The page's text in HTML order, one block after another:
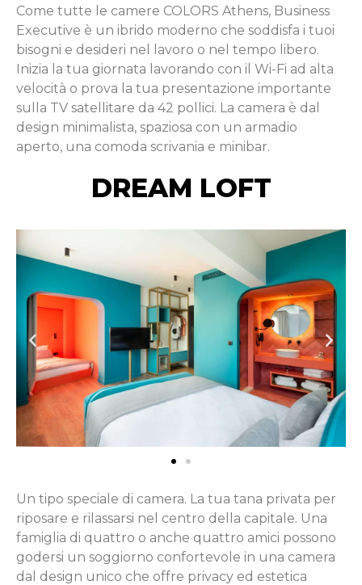
Come tutte le camere COLORS Athens, Business
Executive è un ibrido moderno che soddisfa i tuoi
bisogni e desideri nel lavoro o nel tempo libero.
Inizia la tua giornata lavorando con il Wi-Fi ad alta
velocità o prova la tua presentazione importante
sulla TV satellitare da 42 pollici. La camera è dal
design minimalista, spaziosa con un armadio
aperto, una comoda scrivania e minibar.
DREAM LOFT
Un tipo speciale di camera. La tua tana privata per
riposare e rilassarsi nel centro della capitale. Una
famiglia di quattro o anche quattro amici possono
godersi un soggiorno confortevole in una camera
dal design unico che offre privacy ed estetica